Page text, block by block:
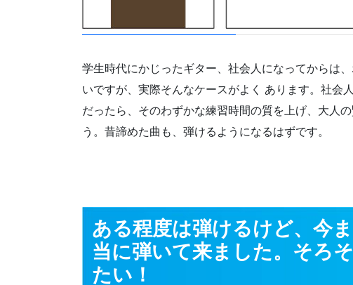
学生時代にかじったギター、社会人になってからは
いですが、実際そんなケースがよく あります。社会
だったら、そのわずかな練習時間の質を上げ、大人
う。昔諦めた曲も、弾けるようになるはずです。
ある程度は弾けるけど、今
当に弾いて来ました。そろ
たい！